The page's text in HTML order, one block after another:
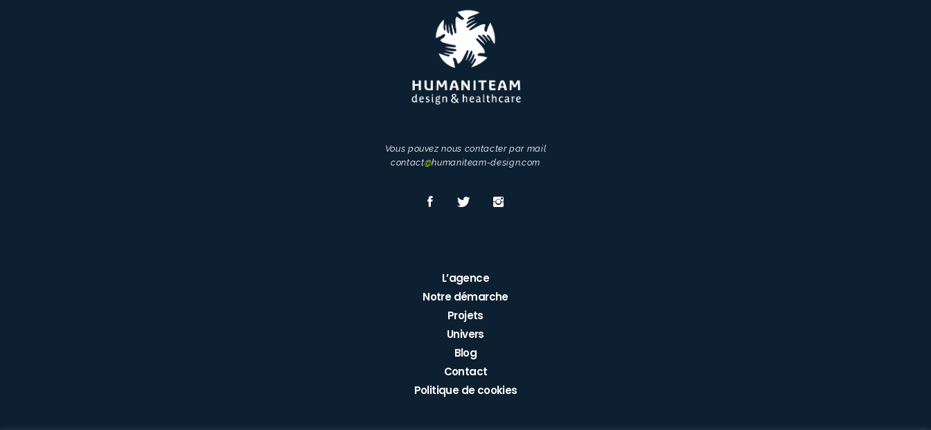
Vous pouvez nous contacter par mail
contact@humaniteam-design.com
L’agence
Notre démarche
Projets
Univers
Blog
Contact
Politique de cookies